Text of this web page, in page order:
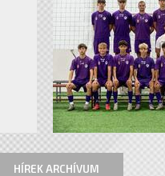
HÍREK ARCHÍVUM